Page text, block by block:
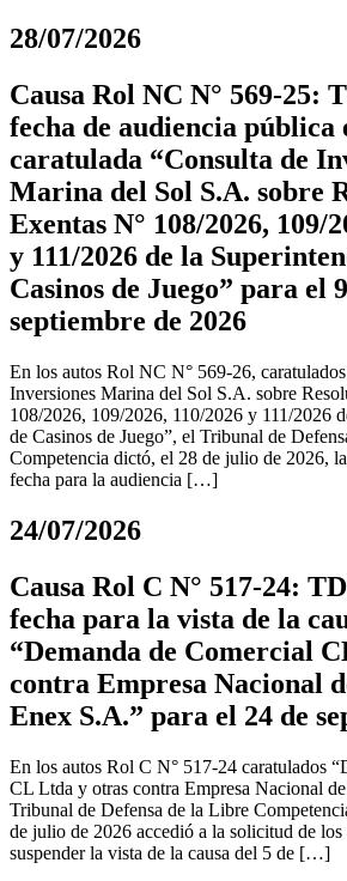
28/07/2026
Causa Rol NC N° 569-25:
fecha de audiencia pública
caratulada “Consulta de
Marina del Sol S.A. sobre
Exentas N° 108/2026, 109/
y 111/2026 de la
Casinos de Juego” para el
septiembre de 2026
En los autos Rol NC N° 569-26,
Inversiones Marina del Sol S.A. sobre
108/2026, 109/2026, 110/2026 y 111/2026
de Casinos de Juego”, el Tribunal de
Competencia dictó, el 28 de julio de 2026,
fecha para la audiencia […]
24/07/2026
Causa Rol C N° 517-24:
fecha para la vista de la
“Demanda de Comercial
contra Empresa Nacional
Enex S.A.” para el 24 de
En los autos Rol C N° 517-24 caratulados
CL Ltda y otras contra Empresa Nacional
Tribunal de Defensa de la Libre
de julio de 2026 accedió a la solicitud de los
suspender la vista de la causa del 5 de […]